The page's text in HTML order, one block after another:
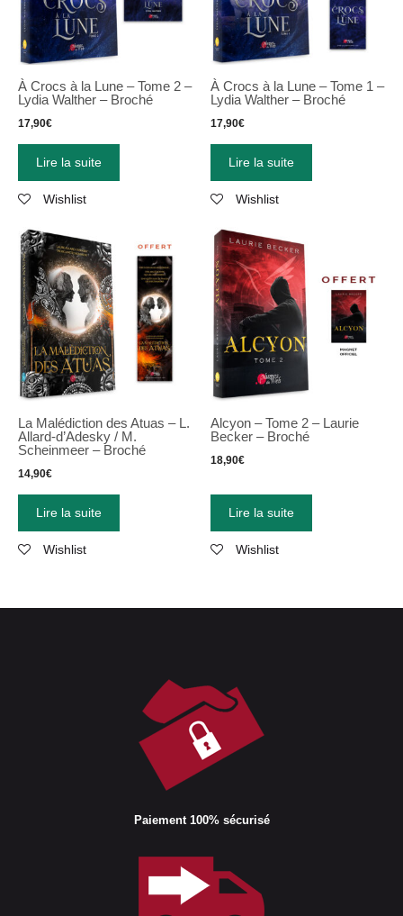
À Crocs à la Lune – Tome 2 –
Lydia Walther – Broché
17,90€
Lire la suite
Wishlist
À Crocs à la Lune – Tome 1 –
Lydia Walther – Broché
17,90€
Lire la suite
Wishlist
La Malédiction des Atuas – L.
Allard-d’Adesky / M.
Scheinmeer – Broché
14,90€
Lire la suite
Wishlist
Alcyon –Tome 2 – Laurie
Becker – Broché
18,90€
Lire la suite
Wishlist
Paiement 100% sécurisé